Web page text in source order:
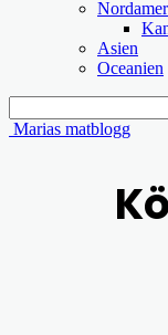
Asien
Oceanien
Marias matblogg